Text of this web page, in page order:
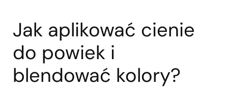
Jak aplikować cienie
do powiek i
blendować kolory?